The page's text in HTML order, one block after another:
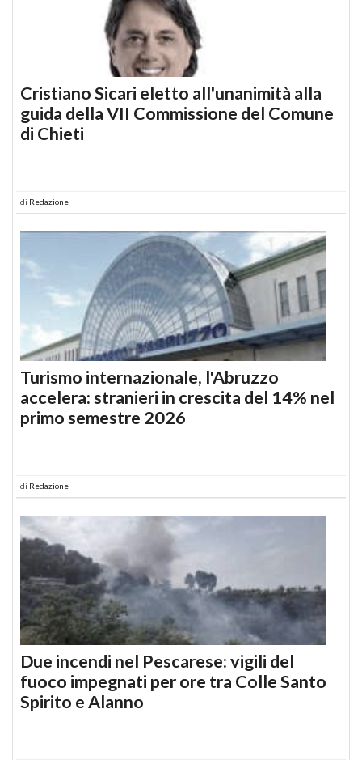
Cristiano Sicari eletto all'unanimità alla
guida della VII Commissione del Comune
di Chieti
di Redazione
Turismo internazionale, l'Abruzzo
accelera: stranieri in crescita del 14% nel
primo semestre 2026
di Redazione
Due incendi nel Pescarese: vigili del
fuoco impegnati per ore tra Colle Santo
Spirito e Alanno